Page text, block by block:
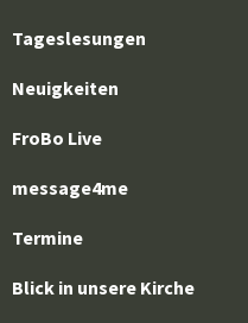
Tageslesungen
Neuigkeiten
FroBo Live
message4me
Termine
Blick in unsere Kirche